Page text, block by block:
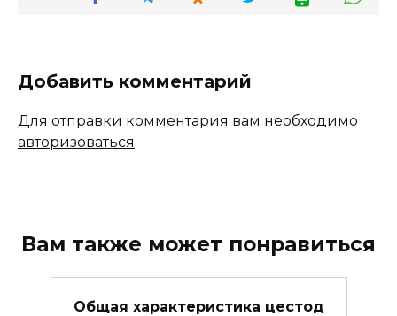
Добавить комментарий
Для отправки комментария вам необходимо
авторизоваться.
Вам также может понравиться
Общая характеристика цестод